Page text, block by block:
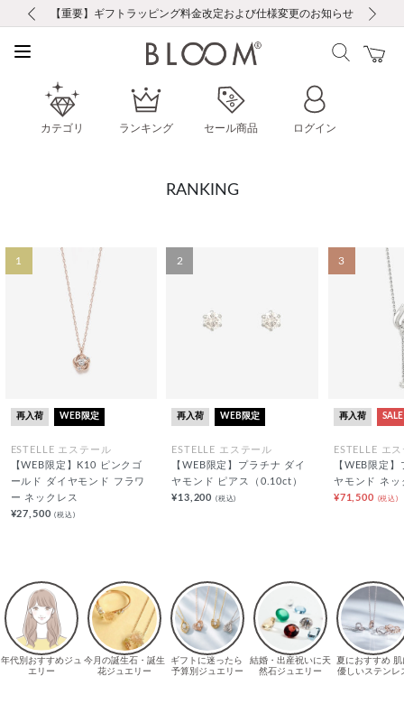
お修理・アフターサービスのご案内
【重要】令和８年熊本地震に伴う集配への影響について
【重要】ギフトラッピング料金改定および仕様変更のお知らせ
【重要】夏季休業の営業についてのご案内
税込5,500円以上で送料無料｜最短24時間以内に発送
新規会員登録で1000ポイントプレゼント！
新規LINE友だち登録で500円クーポンプレゼント
会員限定！レビュー投稿で100ポイントプレゼント
お修理・アフターサービスのご案内
【重要】令和８年熊本地震に伴う集配への影響について
カテゴリ ランキング セール商品 ログイン
RANKING
1
再入荷 WEB限定
ESTELLE エステール
【WEB限定】K10 ピンクゴ
ールド ダイヤモンド フラワ
ー ネックレス
¥27,500(税込)
2
再入荷 WEB限定
ESTELLE エステール
【WEB限定】プラチナ ダイ
ヤモンド ピアス（0.10ct）
¥13,200 (税込)
3
再入荷 SALE
ESTELLE エ
【WEB限定
ヤモンド ネッ
¥71,500 (税込)